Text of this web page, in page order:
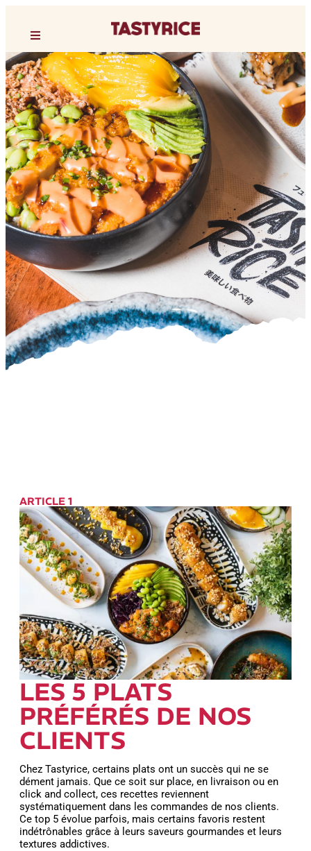
ARTICLE 1
LES 5 PLATS
PRÉFÉRÉS DE NOS
CLIENTS
Chez Tastyrice, certains plats ont un succès qui ne se
dément jamais. Que ce soit sur place, en livraison ou en
click and collect, ces recettes reviennent
systématiquement dans les commandes de nos clients.
Ce top 5 évolue parfois, mais certains favoris restent
indétrônables grâce à leurs saveurs gourmandes et leurs
textures addictives.